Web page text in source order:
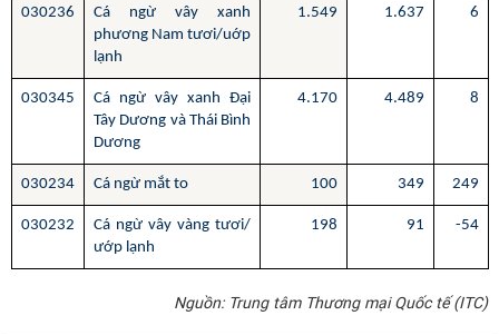
030236
Cá ngừ vây xanh
phương Nam tươi/uớp
lạnh
1.549 1.637 6
030345
Cá ngừ vây xanh Đại
Tây Dương và Thái Bình
Dương
4.170 4.489 8
030234 Cá ngừ mắt to 100 349 249
030232
Cá ngừ vây vàng tươi/
ướp lạnh
198 91 -54
Nguồn: Trung tâm Thương mại Quốc tế (ITC)